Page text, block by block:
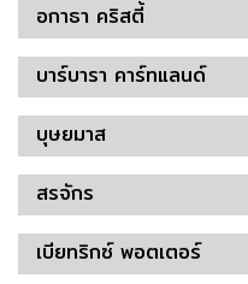
อกาธา คริสตี้
บาร์บารา คาร์ทแลนด์
บุษยมาส
สรจักร
เบียทริกซ์ พอตเตอร์